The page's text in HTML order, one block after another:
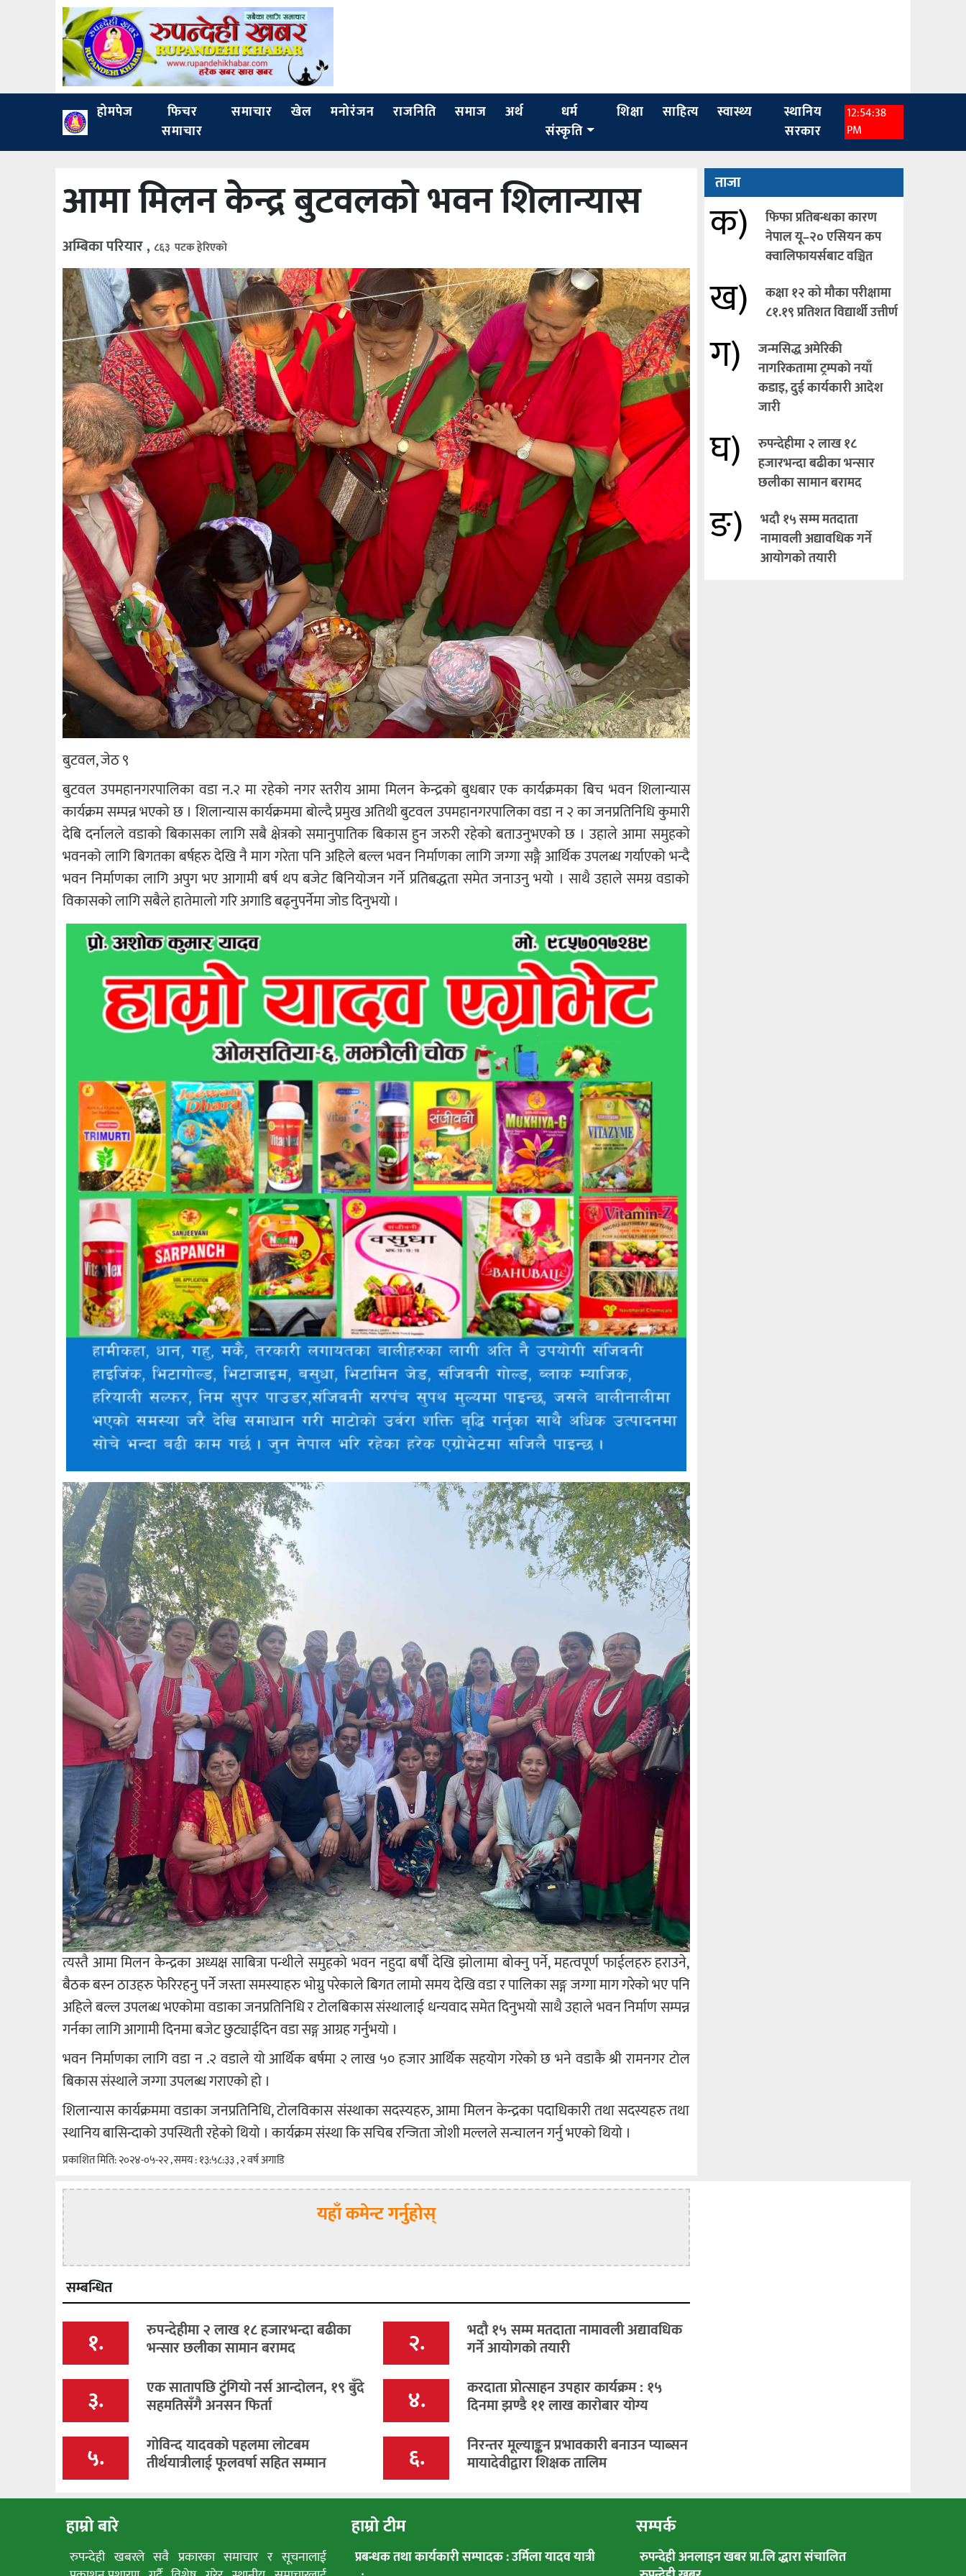
होमपेज
फिचर
समाचार
समाचार खेल मनोरंजन राजनिति समाज अर्थ
धर्म
संस्कृति
शिक्षा साहित्य स्वास्थ्य
स्थानिय
सरकार
12:54:40
PM
आमा मिलन केन्द्र बुटवलको भवन शिलान्यास
अम्बिका परियार , ८६३ पटक हेरिएको
बुटवल, जेठ ९
बुटवल उपमहानगरपालिका वडा न.२ मा रहेको नगर स्तरीय आमा मिलन केन्द्रको बुधबार एक कार्यक्रमका बिच भवन शिलान्यास
कार्यक्रम सम्पन्न भएको छ । शिलान्यास कार्यक्रममा बोल्दै प्रमुख अतिथी बुटवल उपमहानगरपालिका वडा न २ का जनप्रतिनिधि कुमारी
देबि दर्नालले वडाको बिकासका लागि सबै क्षेत्रको समानुपातिक बिकास हुन जरुरी रहेको बताउनुभएको छ । उहाले आमा समुहको
भवनको लागि बिगतका बर्षहरु देखि नै माग गरेता पनि अहिले बल्ल भवन निर्माणका लागि जग्गा सङ्गै आर्थिक उपलब्ध गर्याएको भन्दै
भवन निर्माणका लागि अपुग भए आगामी बर्ष थप बजेट बिनियोजन गर्ने प्रतिबद्धता समेत जनाउनु भयो । साथै उहाले समग्र वडाको
विकासको लागि सबैले हातेमालो गरि अगाडि बढ्नुपर्नेमा जोड दिनुभयो ।
त्यस्तै आमा मिलन केन्द्रका अध्यक्ष साबित्रा पन्थीले समुहको भवन नहुदा बर्षौ देखि झोलामा बोक्नु पर्ने, महत्वपूर्ण फाईलहरु हराउने,
बैठक बस्न ठाउहरु फेरिरहनु पर्ने जस्ता समस्याहरु भोग्नु परेकाले बिगत लामो समय देखि वडा र पालिका सङ्ग जग्गा माग गरेको भए पनि
अहिले बल्ल उपलब्ध भएकोमा वडाका जनप्रतिनिधि र टोलबिकास संस्थालाई धन्यवाद समेत दिनुभयो साथै उहाले भवन निर्माण सम्पन्न
गर्नका लागि आगामी दिनमा बजेट छुट्याईदिन वडा सङ्ग आग्रह गर्नुभयो ।
भवन निर्माणका लागि वडा न .२ वडाले यो आर्थिक बर्षमा २ लाख ५० हजार आर्थिक सहयोग गरेको छ भने वडाकै श्री रामनगर टोल
बिकास संस्थाले जग्गा उपलब्ध गराएको हो ।
शिलान्यास कार्यक्रममा वडाका जनप्रतिनिधि, टोलविकास संस्थाका सदस्यहरु, आमा मिलन केन्द्रका पदाधिकारी तथा सदस्यहरु तथा
स्थानिय बासिन्दाको उपस्थिती रहेको थियो । कार्यक्रम संस्था कि सचिब रन्जिता जोशी मल्लले सन्चालन गर्नु भएको थियो ।
प्रकाशित मिति: २०२४-०५-२२ , समय : १३:५८:३३ , २ वर्ष अगाडि
ताजा
क)
फिफा प्रतिबन्धका कारण
नेपाल यू–२० एसियन कप
क्वालिफायर्सबाट वञ्चित
ख)
कक्षा १२ को मौका परीक्षामा
८१.१९ प्रतिशत विद्यार्थी उत्तीर्ण
ग)
जन्मसिद्ध अमेरिकी
नागरिकतामा ट्रम्पको नयाँ
कडाइ, दुई कार्यकारी आदेश
जारी
घ)
रुपन्देहीमा २ लाख १८
हजारभन्दा बढीका भन्सार
छलीका सामान बरामद
ङ)
भदौ १५ सम्म मतदाता
नामावली अद्यावधिक गर्ने
आयोगको तयारी
यहाँ कमेन्ट गर्नुहोस्
सम्बन्धित
१. रुपन्देहीमा २ लाख १८ हजारभन्दा बढीका
भन्सार छलीका सामान बरामद २. भदौ १५ सम्म मतदाता नामावली अद्यावधिक
गर्ने आयोगको तयारी
३. एक सातापछि टुंगियो नर्स आन्दोलन, १९ बुँदे
सहमतिसँगै अनसन फिर्ता ४. करदाता प्रोत्साहन उपहार कार्यक्रम : १५
दिनमा झण्डै ११ लाख कारोबार योग्य
५. गोविन्द यादवको पहलमा लोटबम
तीर्थयात्रीलाई फूलवर्षा सहित सम्मान ६. निरन्तर मूल्याङ्कन प्रभावकारी बनाउन प्याब्सन
मायादेवीद्वारा शिक्षक तालिम
हाम्रो बारे
रुपन्देही खबरले सवै प्रकारका समाचार र सूचनालाई
हाम्रो टीम
प्रबन्धक तथा कार्यकारी सम्पादक : उर्मिला यादव यात्री
सम्पर्क
रुपन्देही अनलाइन खबर प्रा.लि द्धारा संचालित